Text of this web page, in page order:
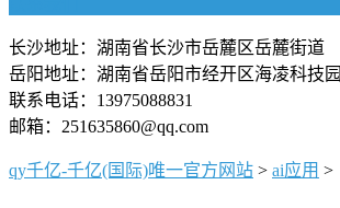
长沙地址：湖南省长沙市岳麓区岳麓街道
岳阳地址：湖南省岳阳市经开区海凌科技园
联系电话：13975088831
邮箱：251635860@qq.com
qy千亿-千亿(国际)唯一官方网站 > ai应用 >